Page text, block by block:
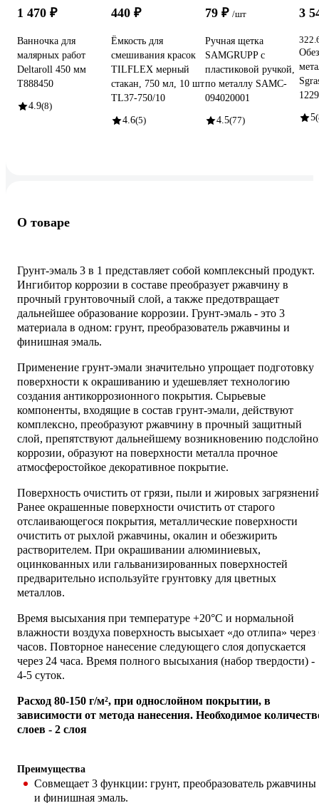
1 470 ₽
Ванночка для
малярных работ
Deltaroll 450 мм
T888450
4.9(8)
440 ₽
Ёмкость для
смешивания красок
TILFLEX мерный
стакан, 750 мл, 10 шт
TL37-750/10
4.6(5)
79 ₽ /шт
Ручная щетка
SAMGRUPP с
пластиковой ручкой,
по металлу SAMC-
094020001
4.5(77)
3
1229
5
О товаре
Грунт-эмаль 3 в 1 представляет собой комплексный продукт.
Ингибитор коррозии в составе преобразует ржавчину в
прочный грунтовочный слой, а также предотвращает
дальнейшее образование коррозии. Грунт-эмаль - это 3
материала в одном: грунт, преобразователь ржавчины и
финишная эмаль.
Применение грунт-эмали значительно упрощает подготовку
поверхности к окрашиванию и удешевляет технологию
создания антикоррозионного покрытия. Сырьевые
компоненты, входящие в состав грунт-эмали, действуют
комплексно, преобразуют ржавчину в прочный защитный
слой, препятствуют дальнейшему возникновению
коррозии, образуют на поверхности металла прочное
атмосферостойкое декоративное покрытие.
Поверхность очистить от грязи, пыли и жировых
Ранее окрашенные поверхности очистить от старого
отслаивающегося покрытия, металлические поверхности
очистить от рыхлой ржавчины, окалин и обезжирить
растворителем. При окрашивании алюминиевых,
оцинкованных или гальванизированных поверхностей
предварительно используйте грунтовку для цветных
металлов.
Время высыхания при температуре +20°С и нормальной
влажности воздуха поверхность высыхает «до отлипа» через
часов. Повторное нанесение следующего слоя допускается
через 24 часа. Время полного высыхания (набор твердости) -
4-5 суток.
Расход 80-150 г/м², при однослойном покрытии, в
зависимости от метода нанесения. Необходимое
слоев - 2 слоя
Преимущества
Совмещает 3 функции: грунт, преобразователь ржавчины
и финишная эмаль.